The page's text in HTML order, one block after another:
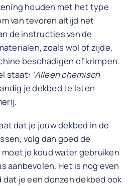
houden met het type
van tevoren altijd het
de instructies van de
zoals wol of zijde,
beschadigen of krimpen.
staat: ‘Alleen chemisch
je dekbed te laten
dat je jouw dekbed in de
volg dan goed de
je koud water gebruiken
aanbevolen. Het is nog even
je een donzen dekbed ook